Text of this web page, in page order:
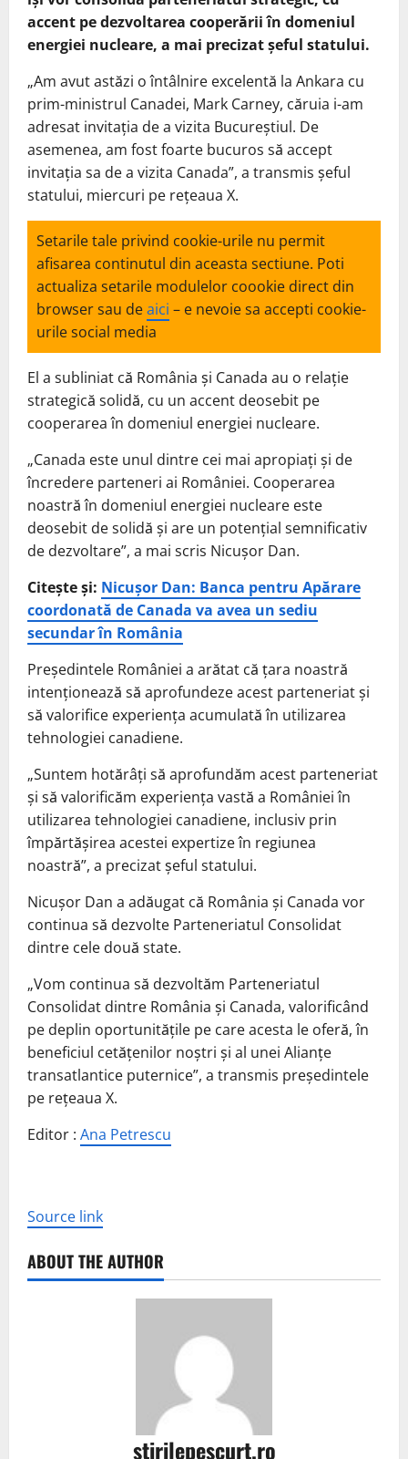
accent pe dezvoltarea cooperării în domeniul
energiei nucleare, a mai precizat șeful statului.
„Am avut astăzi o întâlnire excelentă la Ankara cu
prim-ministrul Canadei, Mark Carney, căruia i-am
adresat invitația de a vizita Bucureștiul. De
asemenea, am fost foarte bucuros să accept
invitația sa de a vizita Canada”, a transmis șeful
statului, miercuri pe rețeaua X.
Setarile tale privind cookie-urile nu permit
afisarea continutul din aceasta sectiune. Poti
actualiza setarile modulelor coookie direct din
browser sau deaici – e nevoie sa accepti cookie-
urile social media
El a subliniat că România și Canada au o relație
strategică solidă, cu un accent deosebit pe
cooperarea în domeniul energiei nucleare.
„Canada este unul dintre cei mai apropiați și de
încredere parteneri ai României. Cooperarea
noastră în domeniul energiei nucleare este
deosebit de solidă și are un potențial semnificativ
de dezvoltare”, a mai scris Nicușor Dan.
Citește și: Nicușor Dan: Banca pentru Apărare
coordonată de Canada va avea un sediu
secundar în România
Președintele României a arătat că țara noastră
intenționează să aprofundeze acest parteneriat și
să valorifice experiența acumulată în utilizarea
tehnologiei canadiene.
„Suntem hotărâți să aprofundăm acest parteneriat
și să valorificăm experiența vastă a României în
utilizarea tehnologiei canadiene, inclusiv prin
împărtășirea acestei expertize în regiunea
noastră”, a precizat șeful statului.
Nicușor Dan a adăugat că România și Canada vor
continua să dezvolte Parteneriatul Consolidat
dintre cele două state.
„Vom continua să dezvoltăm Parteneriatul
Consolidat dintre România și Canada, valorificând
pe deplin oportunitățile pe care acesta le oferă, în
beneficiul cetățenilor noștri și al unei Alianțe
transatlantice puternice”, a transmis președintele
pe rețeaua X.
Editor : Ana Petrescu
Source link
ABOUT THE AUTHOR
stirilepescurt.ro